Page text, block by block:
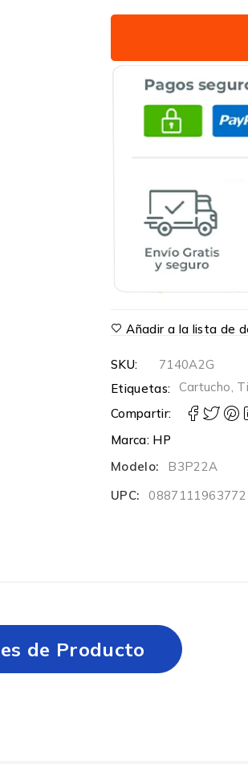
Añadir a la lista de
SKU:
7140A2G
Etiquetas:
Cartucho
Compartir:
Marca: HP
Modelo:
B3P22A
UPC:
0887111963772
de Producto